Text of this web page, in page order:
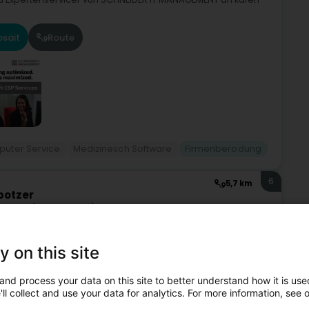
Route
5,7 km
(Jonglënster)
6
vu Kamäiner an Uewen.Wëllkomm bei
an Uewen zu Gréiwemaacher.Mäin Numm ass Marco
on this site
process your data on this site to better understand how it is
collect and use your data for analytics. For more information, see